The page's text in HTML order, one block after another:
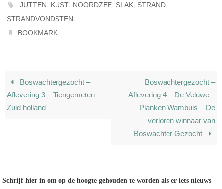
JUTTEN, KUST, NOORDZEE, SLAK, STRAND,
STRANDVONDSTEN.
BOOKMARK.
Boswachtergezocht –
Aflevering 3 – Tiengemeten –
Zuid holland
Boswachtergezocht –
Aflevering 4 – De Veluwe –
Planken Wambuis – De
verloren winnaar van
Boswachter Gezocht
Schrijf hier in om op de hoogte gehouden te worden als er iets nieuws